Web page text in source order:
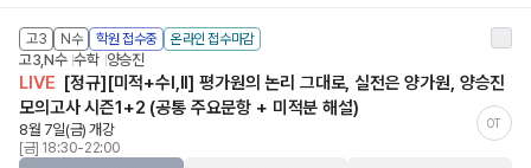
고3 N수 학원 접수중 온라인 접수마감
고3,N수 수학 양승진
LIVE [정규][미적+수I,II] 평가원의 논리 그대로, 실전은 양가원, 양승진
모의고사 시즌1+2 (공통 주요문항 + 미적분 해설)
OT
8월 7일(금) 개강
[금] 18:30-22:00